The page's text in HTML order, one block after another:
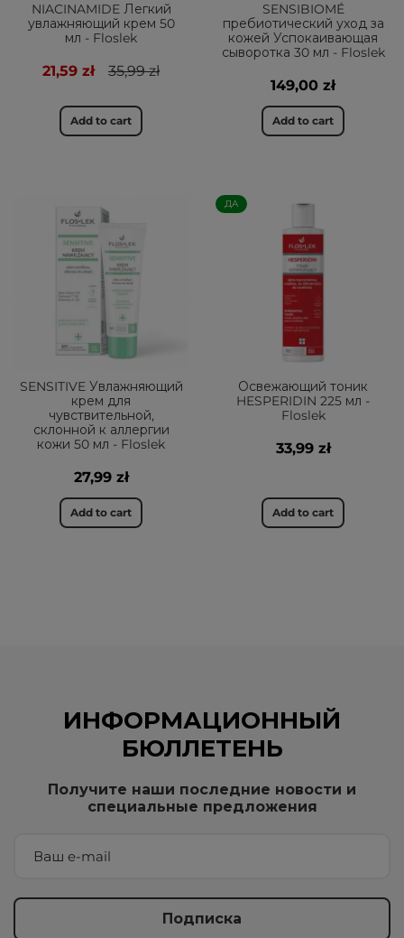
NIACINAMIDE Легкий
увлажняющий крем 50
мл - Floslek
21,59 zł 35,99 zł
Add to cart
SENSIBIOMÉ
пребиотический уход за
кожей Успокаивающая
сыворотка 30 мл - Floslek
149,00 zł
Add to cart
SENSITIVE Увлажняющий
крем для
чувствительной,
склонной к аллергии
кожи 50 мл - Floslek
27,99 zł
Add to cart
ДА
Освежающий тоник
HESPERIDIN 225 мл -
Floslek
33,99 zł
Add to cart
ИНФОРМАЦИОННЫЙ
БЮЛЛЕТЕНЬ
Получите наши последние новости и
специальные предложения